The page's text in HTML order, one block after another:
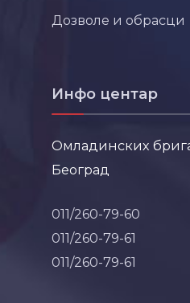
Дозволе и обрасци
Инфо центар
Омладинских
Београд
011/260-79-60
011/260-79-61
011/260-79-61